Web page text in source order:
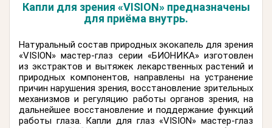
Капли для зрения «VISION» предназначены
для приёма внутрь.
Натуральный состав природных экокапель для зрения
«VISION» мастер-глаз серии «БИОНИКА» изготовлен
из экстрактов и вытяжек лекарственных растений и
природных компонентов, направлены на устранение
причин нарушения зрения, восстановление зрительных
механизмов и регуляцию работы органов зрения, на
дальнейшее восстановление и поддержание функций
работы глаза. Капли для глаз «VISION» мастер-глаз